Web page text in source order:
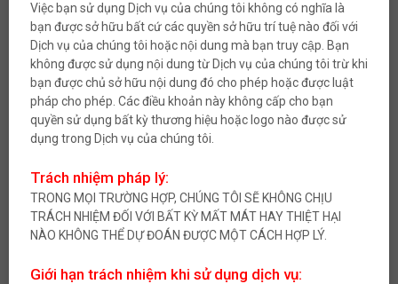
Việc bạn sử dụng Dịch vụ của chúng tôi không có nghĩa là
bạn được sở hữu bất cứ các quyền sở hữu trí tuệ nào đối với
Dịch vụ của chúng tôi hoặc nội dung mà bạn truy cập. Bạn
không được sử dụng nội dung từ Dịch vụ của chúng tôi trừ khi
bạn được chủ sở hữu nội dung đó cho phép hoặc được luật
pháp cho phép. Các điều khoản này không cấp cho bạn
quyền sử dụng bất kỳ thương hiệu hoặc logo nào được sử
dụng trong Dịch vụ của chúng tôi.
Trách nhiệm pháp lý:
TRONG MỌI TRƯỜNG HỢP, CHÚNG TÔI SẼ KHÔNG CHỊU
TRÁCH NHIỆM ĐỐI VỚI BẤT KỲ MẤT MÁT HAY THIỆT HẠI
NÀO KHÔNG THỂ DỰ ĐOÁN ĐƯỢC MỘT CÁCH HỢP LÝ.
Giới hạn trách nhiệm khi sử dụng dịch vụ: